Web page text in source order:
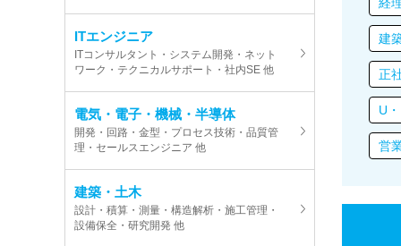
ITエンジニア
ITコンサルタント・システム開発・ネット
ワーク・テクニカルサポート・社内SE 他
電気・電子・機械・半導体
開発・回路・金型・プロセス技術・品質管
理・セールスエンジニア 他
建築・土木
設計・積算・測量・構造解析・施工管理・
設備保全・研究開発 他
建
正
U
営